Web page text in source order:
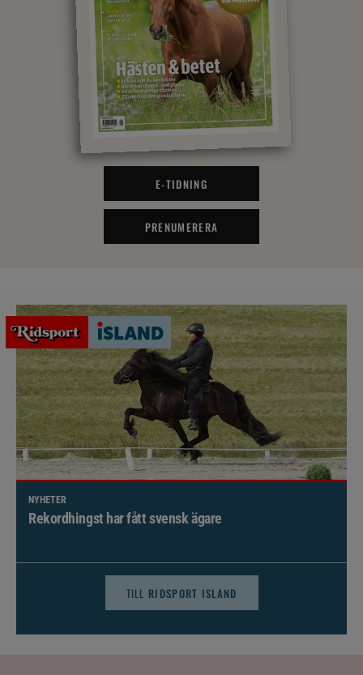
E-TIDNING
PRENUMERERA
NYHETER
Brett politiskt stöd för förändringar i djursjukvården –
TILL RIDSPORT ISLAND